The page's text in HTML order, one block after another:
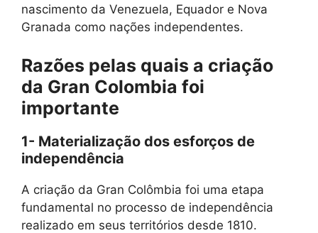
nascimento da Venezuela, Equador e Nova
Granada como nações independentes.
Razões pelas quais a criação
da Gran Colombia foi
importante
1- Materialização dos esforços de
independência
A criação da Gran Colômbia foi uma etapa
fundamental no processo de independência
realizado em seus territórios desde 1810.